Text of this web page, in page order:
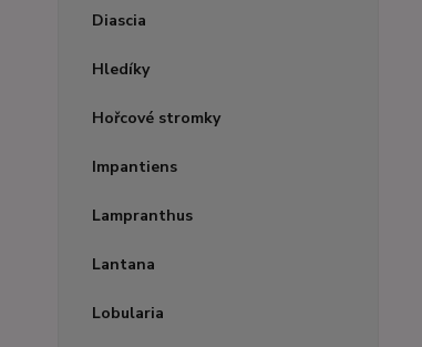
Diascia
Hledíky
Hořcové stromky
Impantiens
Lampranthus
Lantana
Lobularia